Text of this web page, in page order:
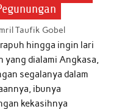
Taufik Gobel
hingga ingin lari
yang dialami Angkasa,
segalanya dalam
ibunya
kekasihnya